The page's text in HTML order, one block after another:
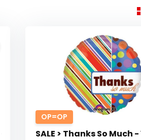
OP=OP
SALE > Thanks So Much